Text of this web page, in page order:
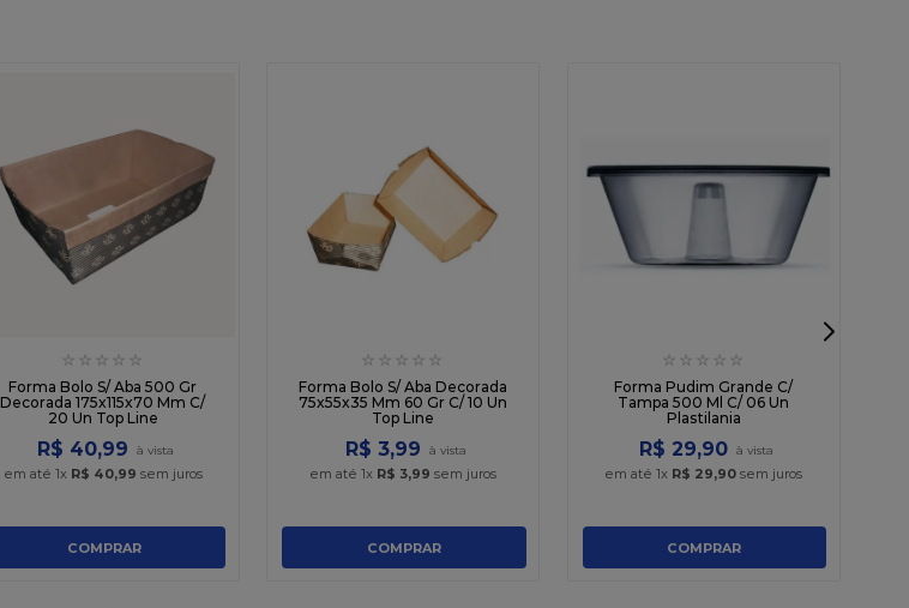
☆ ☆ ☆ ☆ ☆
Forma Bolo S/ Aba 500 Gr
Decorada 175x115x70 Mm C/
20 Un Top Line
R$ 40,99
em até 1x R$ 40,99 sem juros
COMPRAR
☆ ☆ ☆ ☆ ☆
Forma Bolo S/ Aba Decorada
75x55x35 Mm 60 Gr C/ 10 Un
Top Line
R$ 3,99
em até1x R$ 3,99 sem juros
COMPRAR
☆ ☆ ☆ ☆ ☆
Forma Pudim Grande C/
Tampa 500 Ml C/ 06 Un
Plastilania
R$ 29,90
em até1x R$ 29,90 sem juros
COMPRAR